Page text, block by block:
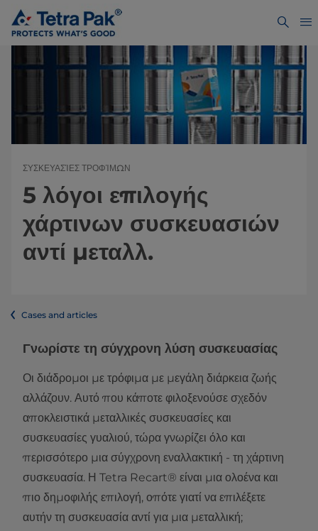
ΣΥΣΚΕΥΑΣΊΕΣ ΤΡΟΦΊΜΩΝ
5 λόγοι επιλογής
χάρτινων συσκευασιών
αντί μεταλλ.
Cases and articles
Γνωρίστε τη σύγχρονη λύση συσκευασίας
Οι διάδρομοι με τρόφιμα με μεγάλη διάρκεια ζωής
αλλάζουν. Αυτό που κάποτε φιλοξενούσε σχεδόν
αποκλειστικά μεταλλικές συσκευασίες και
συσκευασίες γυαλιού, τώρα γνωρίζει όλο και
περισσότερο μια σύγχρονη εναλλακτική - τη χάρτινη
συσκευασία. Η Tetra Recart® είναι μια ολοένα και
πιο δημοφιλής επιλογή, οπότε γιατί να επιλέξετε
αυτήν τη συσκευασία αντί για μια μεταλλική;